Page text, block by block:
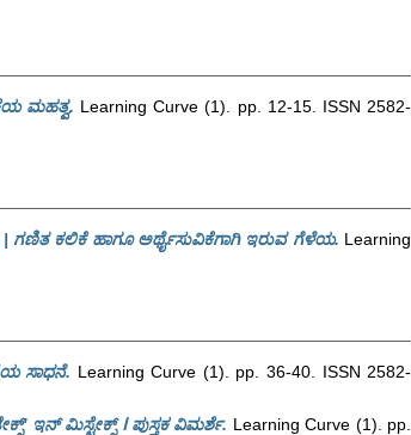
ಮಹತ್ವ. Learning Curve (1). pp. 12-15. ISSN 2582-
ಗಣಿತ ಕಲಿಕೆ ಹಾಗೂ ಅರ್ಥೈಸುವಿಕೆಗಾಗಿ ಇರುವ ಗೆಳೆಯ. Learning
ಸಾಧನೆ. Learning Curve (1). pp. 36-40. ISSN 2582-
ಇನ್ ಮಿಸ್ಟೇಕ್ಸ್ ⵏ ಪುಸ್ತಕ ವಿಮರ್ಶೆ. Learning Curve (1). pp.